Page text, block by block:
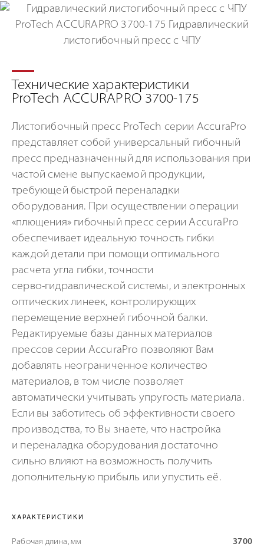
Технические характеристики
ProTech ACCURAPRO 3700-175
Листогибочный пресс ProTech серии AccuraPro
представляет собой универсальный гибочный
пресс предназначенный для использования при
частой смене выпускаемой продукции,
требующей быстрой переналадки
оборудования. При осуществлении операции
«плющения» гибочный пресс серии AccuraPro
обеспечивает идеальную точность гибки
каждой детали при помощи оптимального
расчета угла гибки, точности
серво-гидравлической системы, и электронных
оптических линеек, контролирующих
перемещение верхней гибочной балки.
Редактируемые базы данных материалов
прессов серии AccuraPro позволяют Вам
добавлять неограниченное количество
материалов, в том числе позволяет
автоматически учитывать упругость материала.
Если вы заботитесь об эффективности своего
производства, то Вы знаете, что настройка
и переналадка оборудования достаточно
сильно влияют на возможность получить
дополнительную прибыль или упустить её.
ХАРАКТЕРИСТИКИ
Рабочая длина, мм 3700